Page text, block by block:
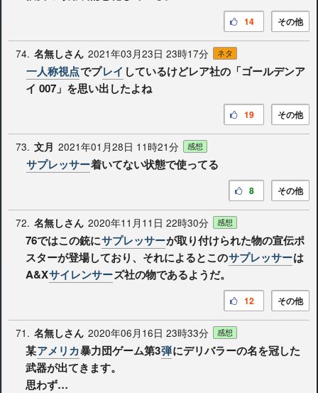
その他
14
74. 名無しさん 2021年03月23日 23時17分 ネタ
一人称視点でプレイ しているけどレア社の「ゴールデンア
イ 007」を思い出したよね
その他
19
73. 文月 2021年01月28日 11時21分 感想
サプレッサー着いてない状態で使ってる
その他
8
72. 名無しさん 2020年11月11日 22時30分 感想
76ではこの銃にサプレッサーが取り付けられた物の宣伝ポ
スターが登場しており、それによるとこのサプレッサーは
A&Xサイレンサーズ社の物であるようだ。
その他
12
71. 名無しさん 2020年06月16日 23時33分 感想
某アメリカ暴力団ゲーム第3弾にデリバラーの名を冠した
武器が出てきます。
思わず…